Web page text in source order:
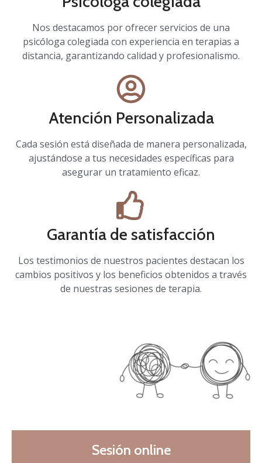
Nos destacamos por ofrecer servicios de una
psicóloga colegiada con experiencia en terapias a
distancia, garantizando calidad y profesionalismo.
Atención Personalizada
Cada sesión está diseñada de manera personalizada,
ajustándose a tus necesidades específicas para
asegurar un tratamiento eficaz.
Garantía de satisfacción
Los testimonios de nuestros pacientes destacan los
cambios positivos y los beneficios obtenidos a través
de nuestras sesiones de terapia.
Sesión online